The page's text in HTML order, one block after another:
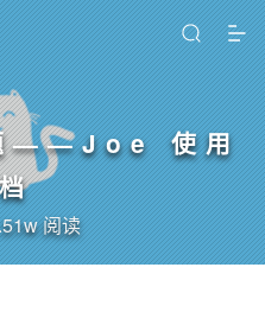
——Joe 使用
阅读